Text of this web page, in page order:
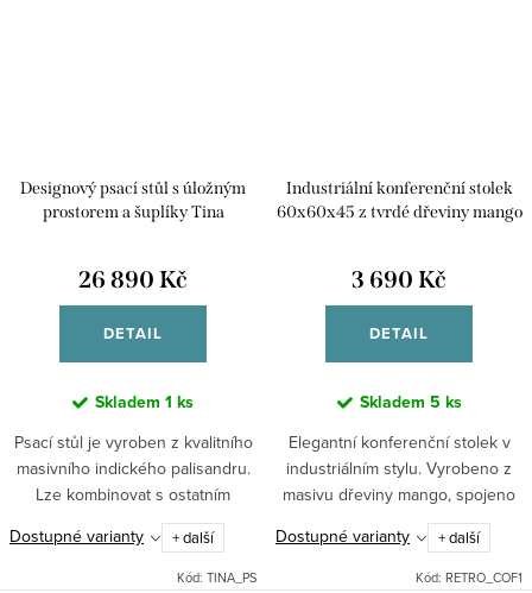
Designový psací stůl s úložným
prostorem a šuplíky Tina
26 890 Kč
DETAIL
Skladem 1 ks
Psací stůl je vyroben z kvalitního
masivního indického palisandru.
Lze kombinovat s ostatním
nábytkem kolekce Tina . Psací
stůl má tři šuplíky a 1 dvířka.
Dostupné varianty + další
Kód: TINA_PS
Industriální konferenční stolek
60x60x45 z tvrdé dřeviny mango
3 690 Kč
DETAIL
Skladem 5 ks
Elegantní konferenční stolek v
industriálním stylu. Vyrobeno z
masivu dřeviny mango, spojeno
rámovou kovovou konstrukcí,
šířka hrany 6cm. Dodáváno v
rozloženém stavu....
Dostupné varianty + další
Kód: RETRO_COF1